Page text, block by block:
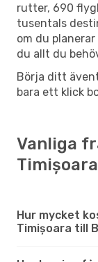
rutter, 690
tusentals
om du
du allt du
Börja ditt
bara ett klick
Vanliga
Hur mycket
Timișoara till